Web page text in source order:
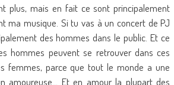
plus, mais en fait ce sont principalement
ma musique. Si tu vas à un concert de PJ
des hommes dans le public. Et ce
hommes peuvent se retrouver dans ces
femmes, parce que tout le monde a une
amoureuse… Et en amour la plupart des